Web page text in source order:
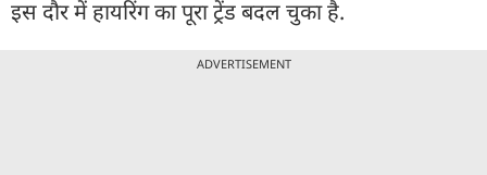
इस दौर में हायरिंग का पूरा ट्रेंड बदल चुका है.
ADVERTISEMENT